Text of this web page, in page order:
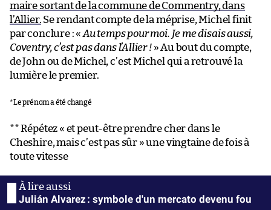
maire sortant de la commune de Commentry, dans
l’Allier. Se rendant compte de la méprise, Michel finit
par conclure : « Au temps pour moi. Je me disais aussi,
Coventry, c’est pas dans l’Allier !» Au bout du compte,
de John ou de Michel, c’est Michel qui a retrouvé la
lumière le premier.
*Le prénom a été changé
** Répétez « et peut-être prendre cher dans le
Cheshire, mais c’est pas sûr » une vingtaine de fois à
toute vitesse
Julián Alvarez : symbole d'un mercato devenu fou